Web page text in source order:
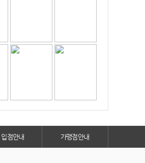
입점안내 가맹점안내